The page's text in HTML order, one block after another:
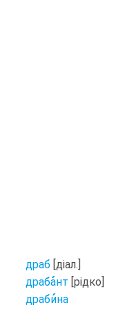
драб [діал.]
драбант [рідко]
драбина